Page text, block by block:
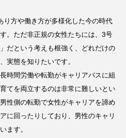
り方や働き方が多様化した今の時代
。ただ非正規の女性たちには、3号
だという考えも根強く、どれだけの
実態を知りたいです。
時間労働や転勤がキャリアパスに組
てを両立するのは非常に難しいとい
性側の転勤で女性がキャリアを諦め
に回ったりしており、男性のキャリ
ます。